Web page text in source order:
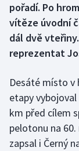
Futsal
Házená
Jezdectví
pořadí. Po
vítěze úvodní
dál dvě
reprezentat
Desáté místo v
etapy vybojoval
km před cílem
pelotonu na
zapsal i Černý